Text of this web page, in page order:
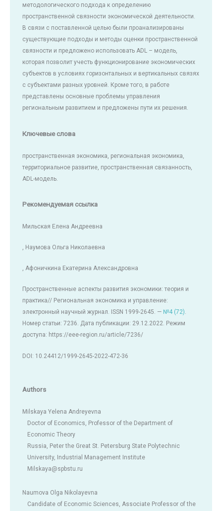
методологического подхода к определению
пространственной связности экономической деятельности.
В связи с поставленной целью были проанализированы
существующие подходы и методы оценки пространственной
связности и предложено использовать ADL – модель,
которая позволит учесть функционирование экономических
субъектов в условиях горизонтальных и вертикальных связях
с субъектами разных уровней. Кроме того, в работе
представлены основные проблемы управления
региональным развитием и предложены пути их решения.
Ключевые слова
пространственная экономика, региональная экономика,
территориальное развитие, пространственная связанность,
ADL-модель.
Рекомендуемая ссылка
Мильская Елена Андреевна
, Наумова Ольга Николаевна
, Афоничкина Екатерина Александровна
Пространственные аспекты развития экономики: теория и
практика// Региональная экономика и управление:
электронный научный журнал. ISSN 1999-2645. — №4 (72).
Номер статьи: 7236. Дата публикации: 29.12.2022. Режим
доступа: https://eee-region.ru/article/7236/
DOI: 10.24412/1999-2645-2022-472-36
Authors
Milskaya Yelena Andreyevna
Doctor of Economics, Professor of the Department of
Economic Theory
Russia, Peter the Great St. Petersburg State Polytechnic
University, Industrial Management Institute
Milskaya@spbstu.ru
Naumova Olga Nikolayevna
Candidate of Economic Sciences, Associate Professor of the